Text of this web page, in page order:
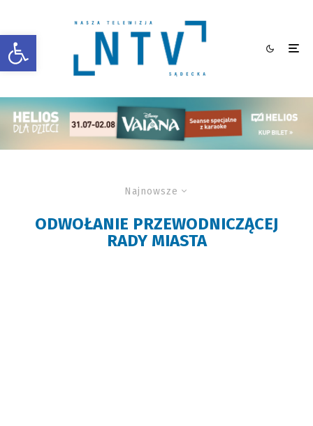
Otwórz pasek narzędzi
Najnowsze
ODWOŁANIE PRZEWODNICZĄCEJ
RADY MIASTA